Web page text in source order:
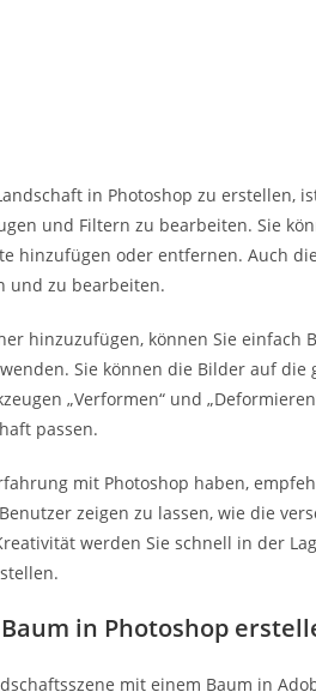
in Photoshop zu erstellen,
und Filtern zu bearbeiten. Sie
hinzufügen oder entfernen. Auch
und zu bearbeiten.
hinzuzufügen, können Sie
Sie können die Bilder auf
„Verformen“ und
passen.
mit Photoshop haben,
zeigen zu lassen, wie die
werden Sie schnell in der
in Photoshop
mit einem Baum in